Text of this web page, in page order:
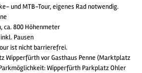
und MTB-Tour, eigenes Rad notwendig.
ca. 800 Höhenmeter
Pausen
ist nicht barrierefrei.
Wipperfürth vor Gasthaus Penne (Marktplatz
Wipperfürth Parkplatz Ohler